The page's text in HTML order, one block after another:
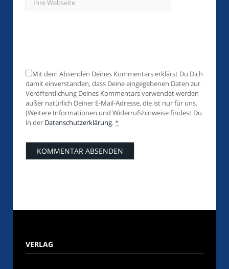
Mit dem Absenden Deines Kommentars erklärst Du Dich
damit einverstanden, dass Deine eingegebenen Daten zur
Veröffentlichung Deines Kommentars verwendet werden -
außer natürlich Deiner E-Mail-Adresse, die ist nur für uns.
(Weitere Informationen und Widerrufshinweise findest Du
in der Datenschutzerklärung.*
VERLAG